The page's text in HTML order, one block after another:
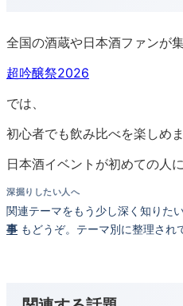
全国の酒蔵や日本酒ファンが
超吟醸祭2026
では、
初心者でも飲み比べを楽しめま
日本酒イベントが初めての人
深掘りしたい人へ
関連テーマをもう少し深く知りたい
事 もどうぞ。テーマ別に整理され